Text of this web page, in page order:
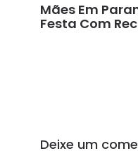
Mães Em
Festa Com
Deixe um